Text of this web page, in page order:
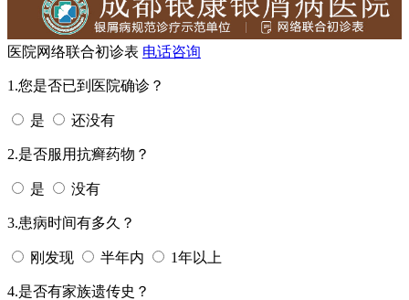
医院网络联合初诊表 电话咨询
1.您是否已到医院确诊？
是 还没有
2.是否服用抗癣药物？
是 没有
3.患病时间有多久？
刚发现 半年内 1年以上
4.是否有家族遗传史？